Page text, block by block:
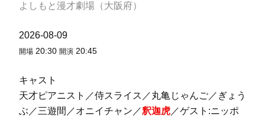
よしもと漫才劇場（大阪府）
2026-08-09
開場 20:30 開演 20:45
キャスト
天才ピアニスト／侍スライス／丸亀じゃんご／ぎょう
ぶ／三遊間／オニイチャン／釈迦虎 ／ゲスト:ニッポ